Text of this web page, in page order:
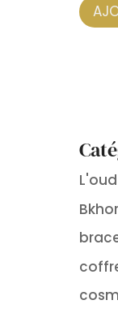
L'oud
Bkhor